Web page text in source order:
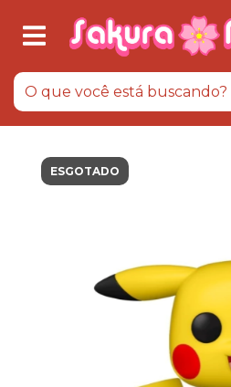
ESGOTADO